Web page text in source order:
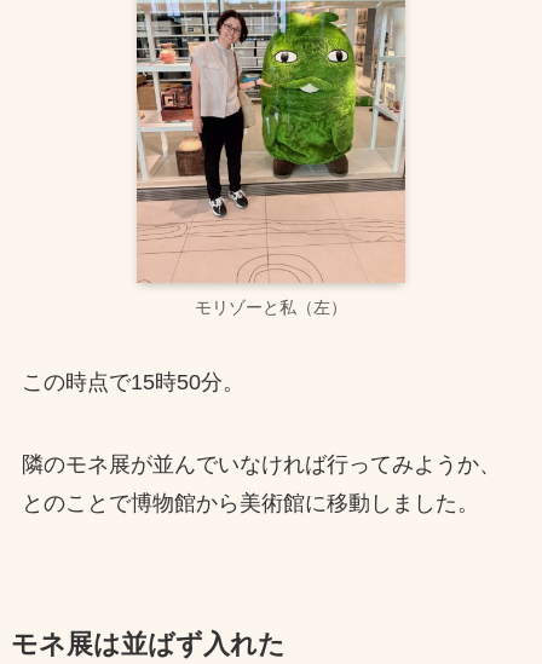
モリゾーと私（左）
この時点で15時50分。
隣のモネ展が並んでいなければ行ってみようか、
とのことで博物館から美術館に移動しました。
モネ展は並ばず入れた